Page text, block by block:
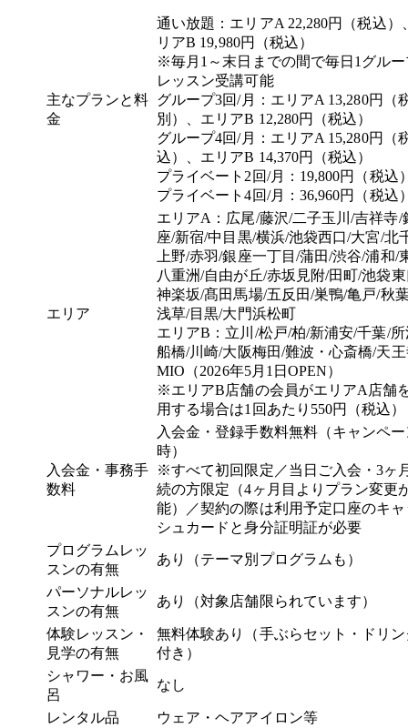
主なプランと料
金
通い放題：エリアA 22,280円（税込）
リアB 19,980円（税込）
※毎月1～末日までの間で毎日1グル
レッスン受講可能
グループ3回/月：エリアA 13,280円（
別）、エリアB 12,280円（税込）
グループ4回/月：エリアA 15,280円（
込）、エリアB 14,370円（税込）
プライベート2回/月：19,800円（税込
プライベート4回/月：36,960円（税込
エリア
エリアA：広尾/藤沢/二子玉川/吉祥寺/
座/新宿/中目黒/横浜/池袋西口/大宮/北
上野/赤羽/銀座一丁目/蒲田/渋谷/浦和/
八重洲/自由が丘/赤坂見附/田町/池袋
神楽坂/髙田馬場/五反田/巣鴨/亀戸/秋
浅草/目黒/大門浜松町
エリアB：立川/松戸/柏/新浦安/千葉/所
船橋/川崎/大阪梅田/難波・心斎橋/天
MIO（2026年5月1日OPEN）
※エリアB店舗の会員がエリアA店舗
用する場合は1回あたり550円（税込）
入会金・事務手
数料
入会金・登録手数料無料（キャンペ
時）
※すべて初回限定／当日ご入会・3ヶ
続の方限定（4ヶ月目よりプラン変更
能）／契約の際は利用予定口座のキ
シュカードと身分証明証が必要
プログラムレッ
スンの有無
あり（テーマ別プログラムも）
パーソナルレッ
スンの有無
あり（対象店舗限られています）
体験レッスン・
見学の有無
無料体験あり（手ぶらセット・ドリ
付き）
シャワー・お風
呂
なし
レンタル品 ウェア・ヘアアイロン等